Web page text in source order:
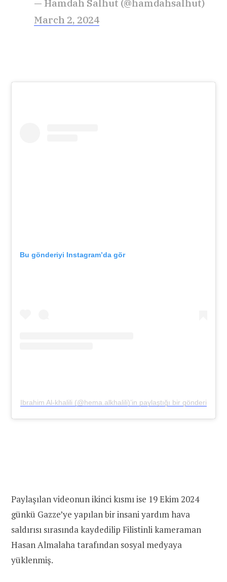
— Hamdah Salhut (@hamdahsalhut)
March 2, 2024
Bu gönderiyi Instagram’da gör
Ibrahim Al-khalili (@hema.alkhalili)’in paylaştığı bir gönderi
Paylaşılan videonun ikinci kısmı ise 19 Ekim 2024
günkü Gazze’ye yapılan bir insani yardım hava
saldırısı sırasında kaydedilip Filistinli kameraman
Hasan Almalaha tarafından sosyal medyaya
yüklenmiş.